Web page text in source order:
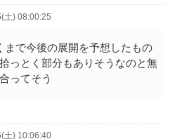
土) 08:00:25
で今後の展開を予想したもの
っとく部分もありそうなのと無
ってそう
土) 10:06:40